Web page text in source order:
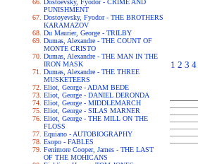
Dostoevsky, Fyodor - CRIME AND
PUNISHMENT
Dostoyevsky, Fyodor - THE BROTHERS
KARAMAZOV
Du Maurier, George - TRILBY
Dumas, Alexandre - THE COUNT OF
MONTE CRISTO
Dumas, Alexandre - THE MAN IN THE
IRON MASK
Dumas, Alexandre - THE THREE
MUSKETEERS
Eliot, George - ADAM BEDE
Eliot, George - DANIEL DERONDA
Eliot, George - MIDDLEMARCH
Eliot, George - SILAS MARNER
Eliot, George - THE MILL ON THE
FLOSS
Equiano - AUTOBIOGRAPHY
Esopo - FABLES
Fenimore Cooper, James - THE LAST
OF THE MOHICANS
1 2 3 4